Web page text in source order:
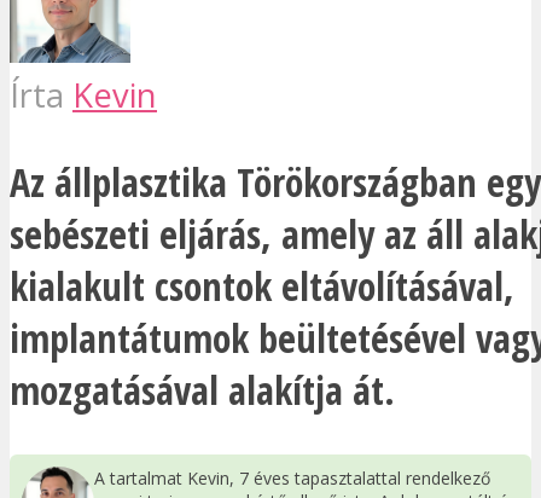
Írta Kevin
Az állplasztika Törökországban
sebészeti eljárás, amely az áll
kialakult csontok eltávolításával,
implantátumok beültetésével
mozgatásával alakítja át.
A tartalmat Kevin, 7 éves tapasztalattal rendelkező